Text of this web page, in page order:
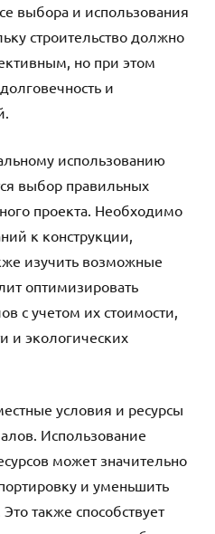
выбора и использования
строительство должно
но при этом
и
использованию
выбор правильных
проекта. Необходимо
к конструкции,
изучить возможные
оптимизировать
с учетом их стоимости,
и экологических
условия и ресурсы
Использование
может значительно
и уменьшить
также способствует